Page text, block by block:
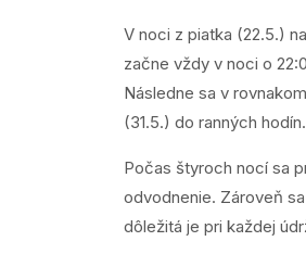
V noci z piatka (22.5.)
začne vždy v noci o
Následne sa v
(31.5.) do ranných hodín.
Počas štyroch nocí sa
odvodnenie. Zároveň
dôležitá je pri každej